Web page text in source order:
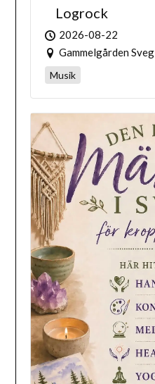
Logrock
2026-08-22
Gammelgården Sveg
Musik